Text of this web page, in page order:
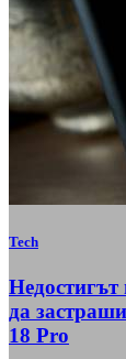
Tech
да
18 Pro